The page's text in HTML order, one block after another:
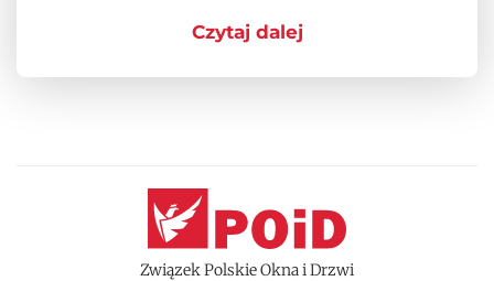
Czytaj dalej
Związek Polskie Okna i Drzwi